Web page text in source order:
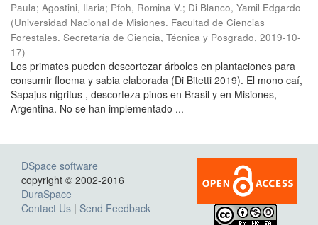
Paula; Agostini, Ilaria; Pfoh, Romina V.; Di Blanco, Yamil Edgardo
(Universidad Nacional de Misiones. Facultad de Ciencias
Forestales. Secretaría de Ciencia, Técnica y Posgrado, 2019-10-
17)
Los primates pueden descortezar árboles en plantaciones para
consumir floema y sabia elaborada (Di Bitetti 2019). El mono caí,
Sapajus nigritus , descorteza pinos en Brasil y en Misiones,
Argentina. No se han implementado ...
DSpace software
copyright © 2002-2016
DuraSpace
Contact Us | Send Feedback